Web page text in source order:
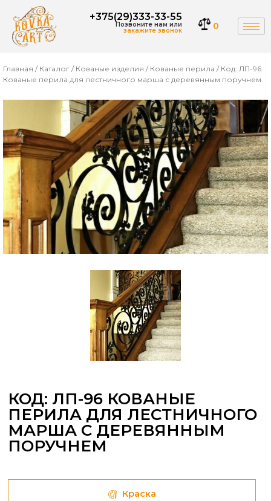
+375(29)333-33-55
Позвоните нам или
закажите звонок 0
Главная / Каталог / Кованые изделия / Кованые перила / Код: ЛП-96
Кованые перила для лестничного марша с деревянным поручнем
КОД: ЛП-96 КОВАНЫЕ
ПЕРИЛА ДЛЯ ЛЕСТНИЧНОГО
МАРША С ДЕРЕВЯННЫМ
ПОРУЧНЕМ
Краска